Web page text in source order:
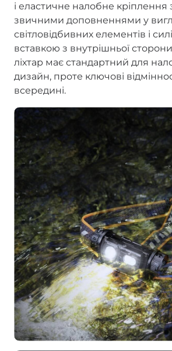
і еластичне налобне кріплення
звичними доповненнями у
світловідбивних елементів і
вставкою з внутрішньої
ліхтар має стандартний для
дизайн, проте ключові
всередині.